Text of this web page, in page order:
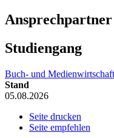
Ansprechpartner
Studiengang
Buch- und
Stand
05.08.2026
Seite drucken
Seite empfehlen